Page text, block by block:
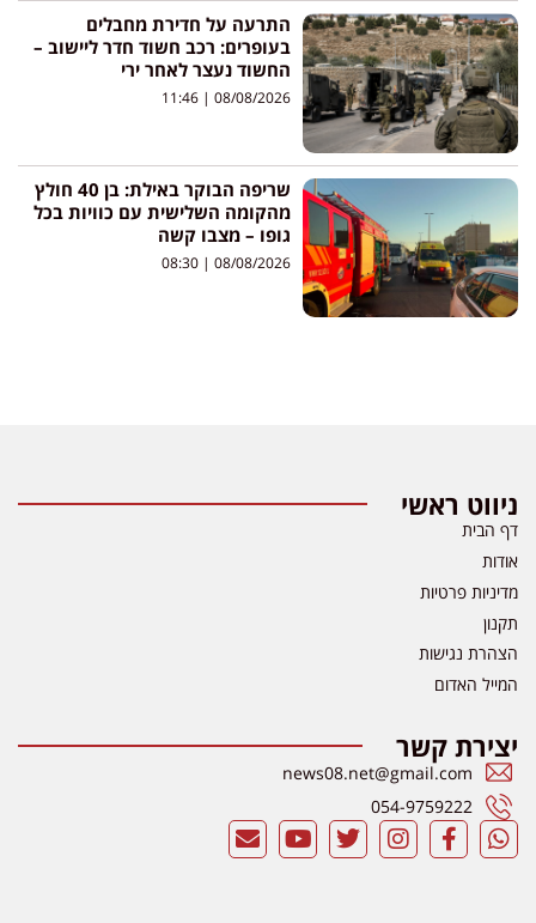
התרעה על חדירת מחבלים
בעופרים: רכב חשוד חדר ליישוב –
החשוד נעצר לאחר ירי
08/08/2026
שריפה הבוקר באילת: בן 40 חולץ
מהקומה השלישית עם כוויות בכל
גופו – מצבו קשה
08/08/2026
ניווט ראשי
דף הבית
אודות
מדיניות פרטיות
תקנון
הצהרת נגישות
המייל האדום
יצירת קשר
news08.net@gmail.com
054-9759222